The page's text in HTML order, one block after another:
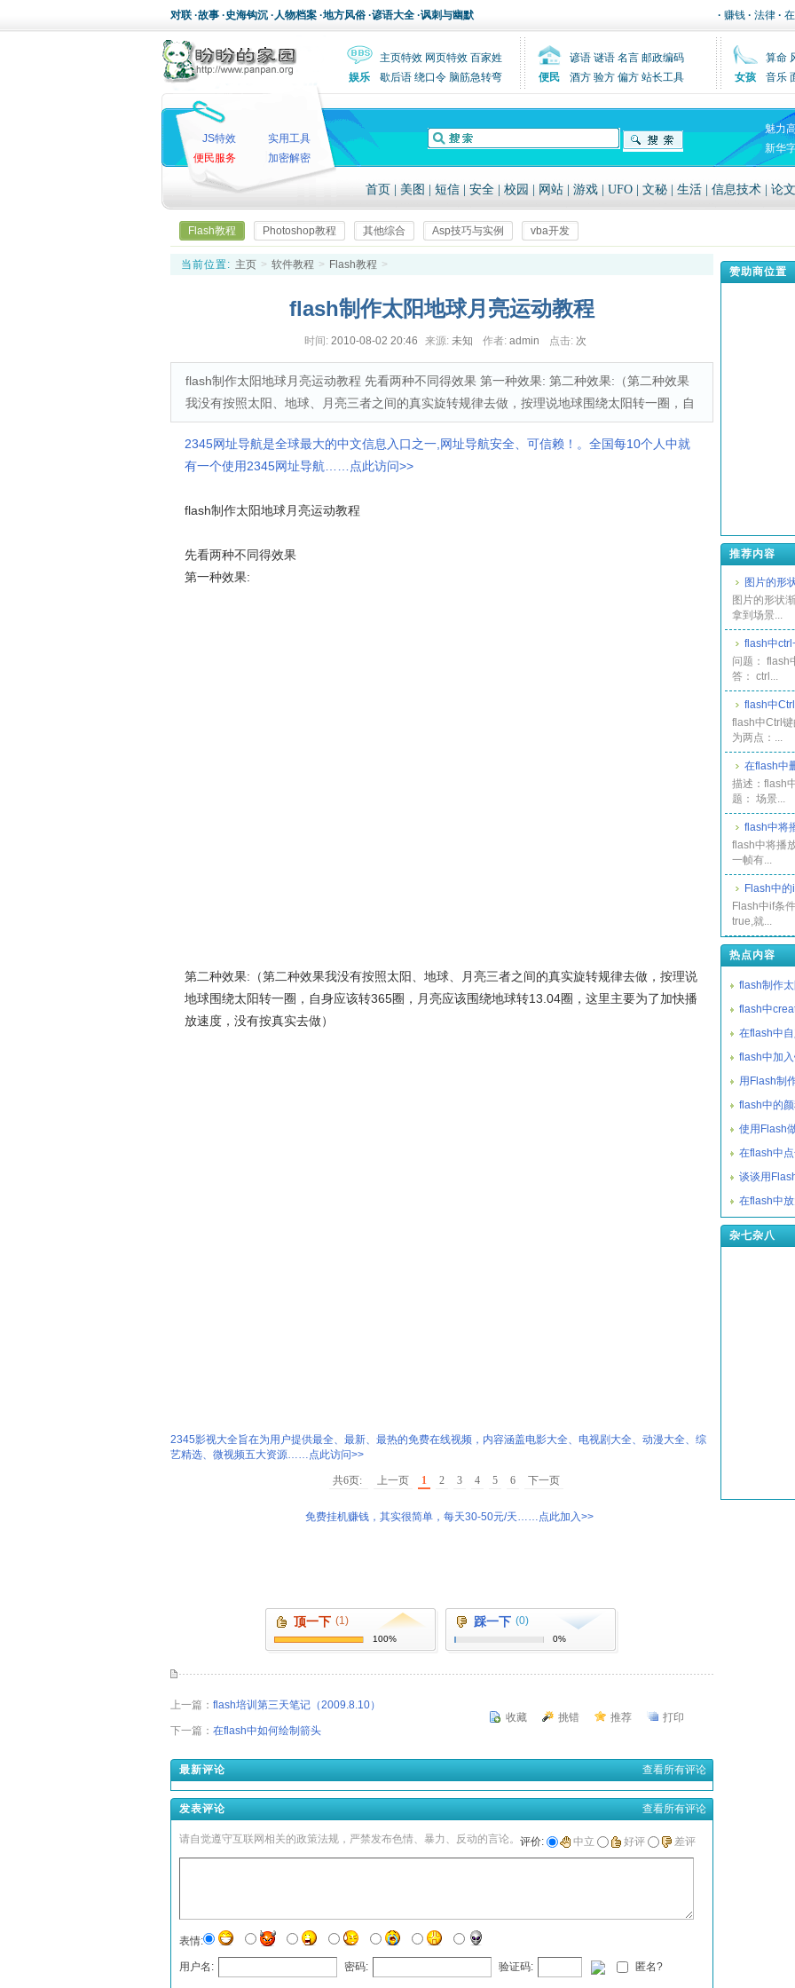
对联 ·故事 ·史海钩沉 ·人物档案 ·地方风俗 ·谚语大全 ·讽刺与幽默 · 赚钱 · 法律 ·
主页特效 网页特效 百家姓
娱乐
歇后语 绕口令 脑筋急转弯
谚语 谜语 名言 邮政编码
便民
酒方 验方 偏方 站长工具
算命
女孩
音乐
JS特效
实用工具
便民服务
加密解密
魅力
新华
首页 美图 短信 安全 校园 网站 游戏 UFO 文秘 生活 信息技术 论文
Flash教程 Photoshop教程 其他综合 Asp技巧与实例 vba开发
当前位置: 主页 > 软件教程 > Flash教程 >
flash制作太阳地球月亮运动教程
时间: 2010-08-02 20:46 来源: 未知 作者: admin 点击: 次
flash制作太阳地球月亮运动教程 先看两种不同得效果 第一种效果: 第二种效果:（第二种效果
我没有按照太阳、地球、月亮三者之间的真实旋转规律去做，按理说地球围绕太阳转一圈，自
2345网址导航是全球最大的中文信息入口之一,网址导航安全、可信赖！。全国每10个人中就
有一个使用2345网址导航……点此访问>>
flash制作太阳地球月亮运动教程
先看两种不同得效果
第一种效果:
第二种效果:（第二种效果我没有按照太阳、地球、月亮三者之间的真实旋转规律去做，按理说
地球围绕太阳转一圈，自身应该转365圈，月亮应该围绕地球转13.04圈，这里主要为了加快播
放速度，没有按真实去做）
2345影视大全旨在为用户提供最全、最新、最热的免费在线视频，内容涵盖电影大全、电视剧大全、动漫大全、综
艺精选、微视频五大资源……点此访问>>
共6页: 上一页 1 2 3 4 5 6 下一页
免费挂机赚钱，其实很简单，每天30-50元/天……点此加入>>
顶一下 (1)
100%
踩一下 (0)
0%
上一篇： flash培训第三天笔记（2009.8.10）
下一篇： 在flash中如何绘制箭头
收藏 挑错 推荐 打印
最新评论 查看所有评论
发表评论 查看所有评论
请自觉遵守互联网相关的政策法规，严禁发布色情、暴力、反动的言论。 评价: 中立 好评 差评
表情:
用户名: 密码: 验证码: 匿名?
赞助商位置
推荐内容
图片的形
图片的形状
拿到场景...
flash中
问题： flash
答： ctrl...
flash中
flash中Ctrl
为两点：...
在flash中
描述：flash
题： 场景...
flash中将
flash中将播
一帧有...
Flash中的
Flash中if条
true,就...
热点内容
flash制作
flash中
在flash中
flash中加
用Flash制
flash中的
使用Flash
在flash中
谈谈用
在flash中
杂七杂八